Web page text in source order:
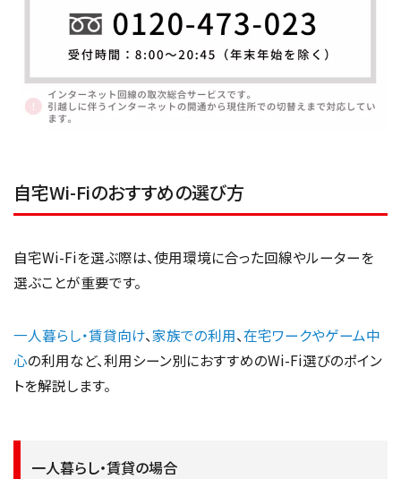
自宅Wi-Fiのおすすめの選び方
自宅Wi-Fiを選ぶ際は、使用環境に合った回線やルーターを
選ぶことが重要です。
一人暮らし・賃貸向け、家族での利用、在宅ワークやゲーム中
心の利用など、利用シーン別におすすめのWi-Fi選びのポイン
トを解説します。
一人暮らし・賃貸の場合